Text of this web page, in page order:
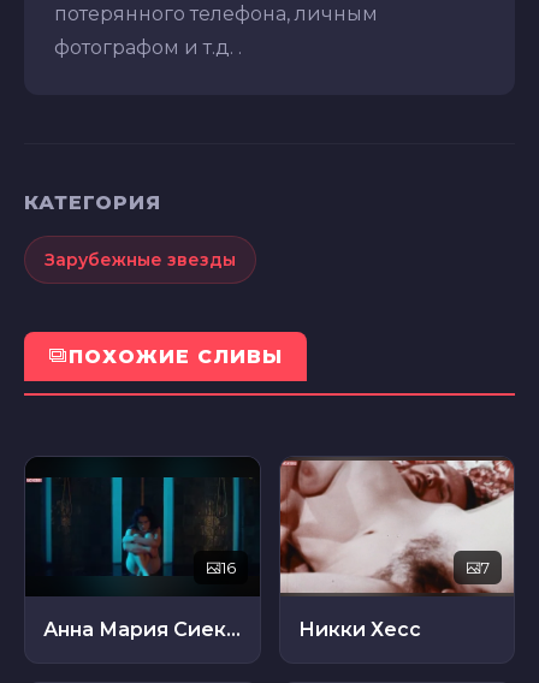
потерянного телефона, личным
фотографом и т.д. .
КАТЕГОРИЯ
Зарубежные звезды
ПОХОЖИЕ СЛИВЫ
16
Анна Мария Сиеклуцкая
7
Никки Хесс